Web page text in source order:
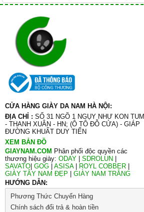
CỬA HÀNG GIÀY DA NAM HÀ NỘI:
ĐỊA CHỈ : SỐ 31 NGÕ 1 NGỤY NHƯ KON TUM
- THANH XUÂN - HN; (Ô TÔ ĐỖ CỬA) - GIÁP
ĐƯỜNG KHUẤT DUY TIẾN
XEM BẢN ĐỒ
GIAYNAM.COM Phân phối độc quyền các
thương hiệu giày: ODAY SDROLUN
SAVATO GOG ASISA| ROYL COBBER
GIÀY TÂY NAM ĐẸP
GIÀY NAM TRẮNG
HƯỚNG DẪN:
Phương Thức Chuyển Hàng
Chính sách đổi trả & hoàn tiền